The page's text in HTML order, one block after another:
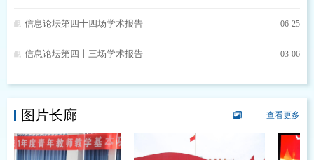
信息论坛第四十四场学术报告 06-25
信息论坛第四十三场学术报告 03-06
图片长廊 —— 查看更多